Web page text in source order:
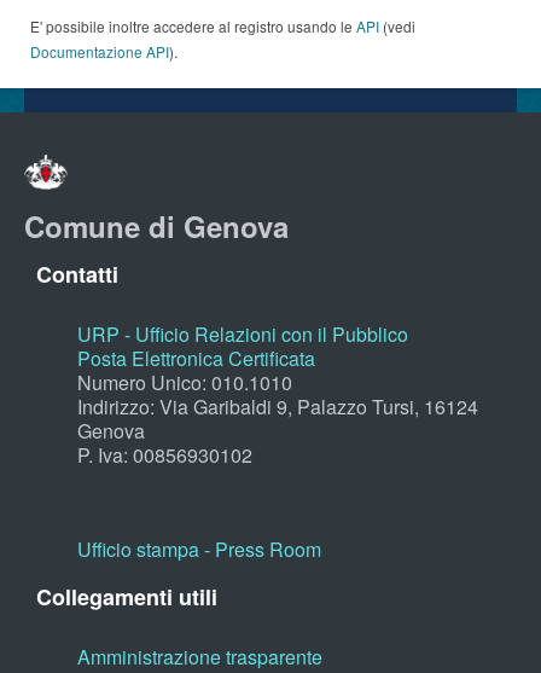
E' possibile inoltre accedere al registro usando le API (vedi
Documentazione API).
Comune di Genova
Contatti
URP - Ufficio Relazioni con il Pubblico
Posta Elettronica Certificata
Numero Unico: 010.1010
Indirizzo: Via Garibaldi 9, Palazzo Tursi, 16124
Genova
P. Iva: 00856930102
Ufficio stampa - Press Room
Collegamenti utili
Amministrazione trasparente